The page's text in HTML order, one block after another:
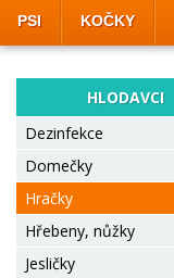
PSI KOČKY
HLODAVCI
Dezinfekce
Domečky
Hračky
Hřebeny, nůžky
Jesličky